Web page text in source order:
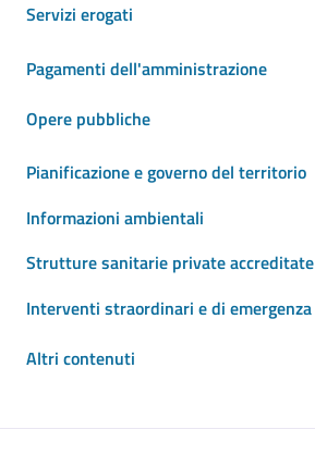
Servizi erogati
Pagamenti dell'amministrazione
Opere pubbliche
Pianificazione e governo del territorio
Informazioni ambientali
Strutture sanitarie private accreditate
Interventi straordinari e di emergenza
Altri contenuti